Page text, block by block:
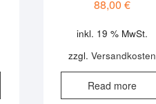
88,00€
inkl. 19 % MwSt.
zzgl.Versandkosten
Read more